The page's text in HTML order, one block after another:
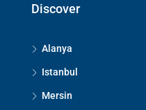
Discover
Alanya
Istanbul
Mersin